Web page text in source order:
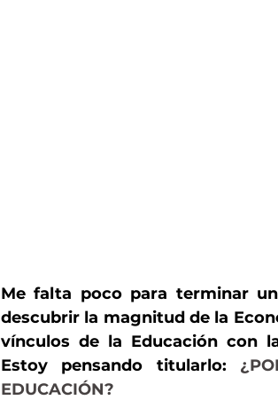
Me falta poco para terminar
descubrir la magnitud de la
vínculos de la Educación con
Estoy pensando titularlo:
EDUCACIÓN?